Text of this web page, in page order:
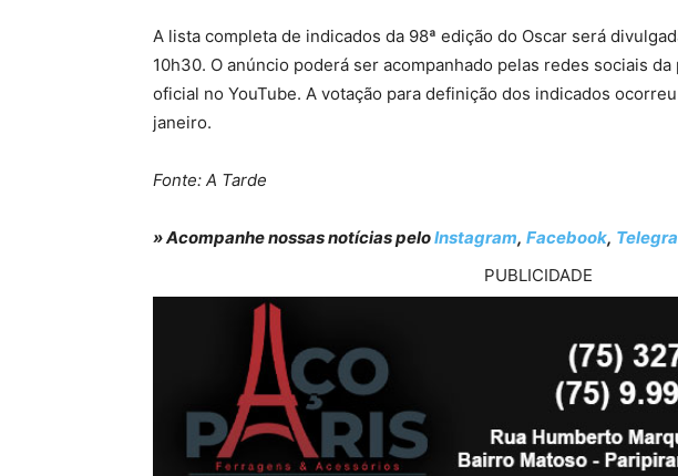
A lista completa de indicados da 98ª edição do Oscar será
10h30. O anúncio poderá ser acompanhado pelas redes sociais
oficial no YouTube. A votação para definição dos indicados
janeiro.
Fonte: A Tarde
» Acompanhe nossas notícias peloInstagram, Facebook,
PUBLICIDADE